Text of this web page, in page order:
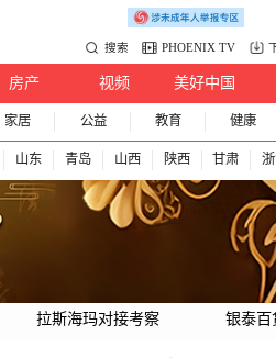
搜索 PHOENIX TV
房产 视频 美好中国
家居 公益 教育 健康
山东 青岛 山西 陕西 甘肃
拉斯海玛对接考察 银泰百